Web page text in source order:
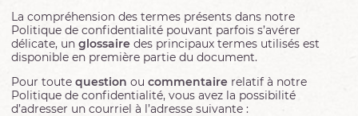
La compréhension des termes présents dans notre
Politique de confidentialité pouvant parfois s’avérer
délicate, un glossaire des principaux termes utilisés est
disponible en première partie du document.
Pour toute question ou commentaire relatif à notre
Politique de confidentialité, vous avez la possibilité
d’adresser un courriel à l’adresse suivante :